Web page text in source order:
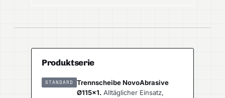
Produktserie
STANDARD
Trennscheibe NovoAbrasive
Ø115×1. Alltäglicher Einsatz,